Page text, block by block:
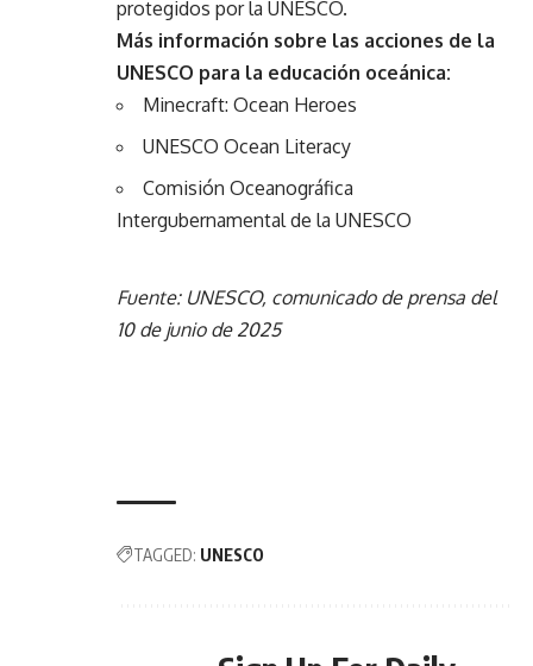
protegidos por la UNESCO.
Más información sobre las acciones de la
UNESCO para la educación oceánica:
Minecraft: Ocean Heroes
UNESCO Ocean Literacy
Comisión Oceanográfica
Intergubernamental de la UNESCO
Fuente: UNESCO, comunicado de prensa del
10 de junio de 2025
TAGGED: UNESCO